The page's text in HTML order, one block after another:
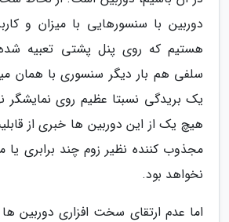
دوربین با سنسورهایی با میزان و
هستیم که روی پنل پشتی تعبیه شده
سلفی هم بار دیگر سنسوری با همان
یک بریدگی نسبتا عظیم روی نمایشگر
هیچ یک از این دوربین ها خبری از
مجذوب کننده نظیر زوم چند برابری یا
نخواهد بود.
اما عدم ارتقای سخت افزاری دوربین